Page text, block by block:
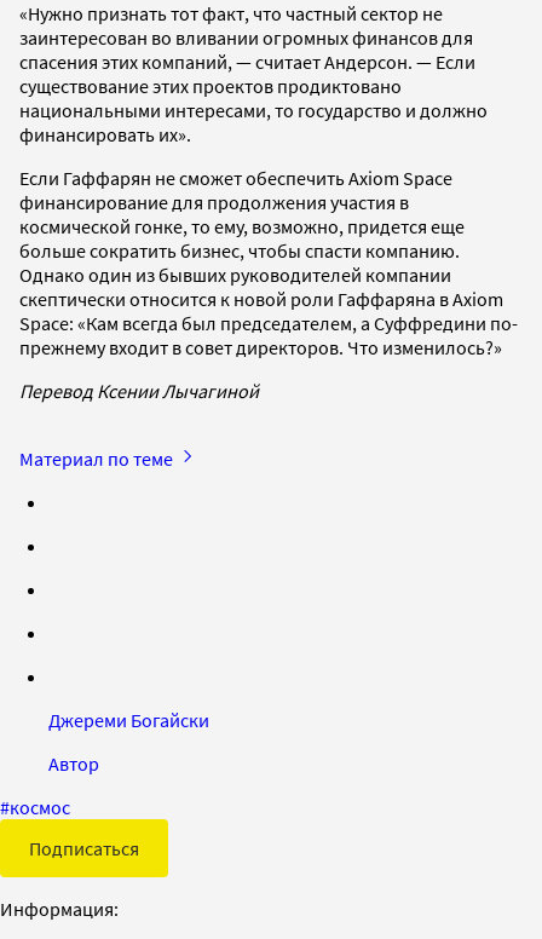
«Нужно признать тот факт, что частный сектор не
заинтересован во вливании огромных финансов для
спасения этих компаний, — считает Андерсон. — Если
существование этих проектов продиктовано
национальными интересами, то государство и должно
финансировать их».
Если Гаффарян не сможет обеспечить Axiom Space
финансирование для продолжения участия в
космической гонке, то ему, возможно, придется еще
больше сократить бизнес, чтобы спасти компанию.
Однако один из бывших руководителей компании
скептически относится к новой роли Гаффаряна в Axiom
Space: «Кам всегда был председателем, а Суффредини по-
прежнему входит в совет директоров. Что изменилось?»
Перевод Ксении Лычагиной
Материал по теме
Джереми Богайски
Автор
#космос
Подписаться
Информация: